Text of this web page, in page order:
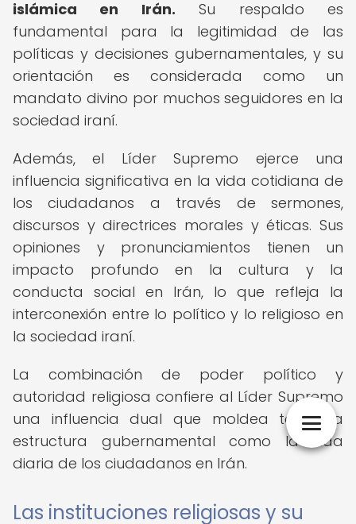
islámica en Irán. Su respaldo es
fundamental para la legitimidad de las
políticas y decisiones gubernamentales, y su
orientación es considerada como un
mandato divino por muchos seguidores en la
sociedad iraní.
Además, el Líder Supremo ejerce una
influencia significativa en la vida cotidiana de
los ciudadanos a través de sermones,
discursos y directrices morales y éticas. Sus
opiniones y pronunciamientos tienen un
impacto profundo en la cultura y la
conducta social en Irán, lo que refleja la
interconexión entre lo político y lo religioso en
la sociedad iraní.
La combinación de poder político y
autoridad religiosa confiere al Líder Supremo
una influencia dual que moldea tanto la
estructura gubernamental como la vida
diaria de los ciudadanos en Irán.
Las instituciones religiosas y su